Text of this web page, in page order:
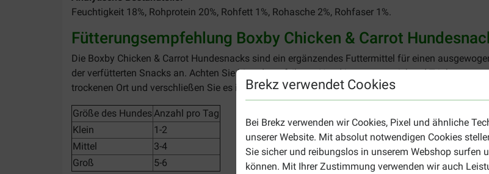
Brekz verwendet Cookies
Bei Brekz verwenden wir Cookies, Pixel und ähnliche
unserer Website. Mit absolut notwendigen Cookies
Sie sicher und reibungslos in unserem Webshop surfen
können. Mit Ihrer Zustimmung verwenden wir auch
Feuchtigkeit 18%, Rohprotein 20%, Rohfett 1%, Rohasche 2%, Rohfaser 1%.
Fütterungsempfehlung Boxby Chicken & Carrot
Die Boxby Chicken & Carrot Hundesnacks sind ein ergänzendes Futtermittel für einen
der verfütterten Snacks an. Achten Sie bitte darauf, Ihrem Hund immer ausreichend Trinkwasser
trockenen Ort und verschließen Sie es immer sorgfältig.
Größe des HundesAnzahl pro Tag
Klein
1-2
Mittel
3-4
Groß
5-6